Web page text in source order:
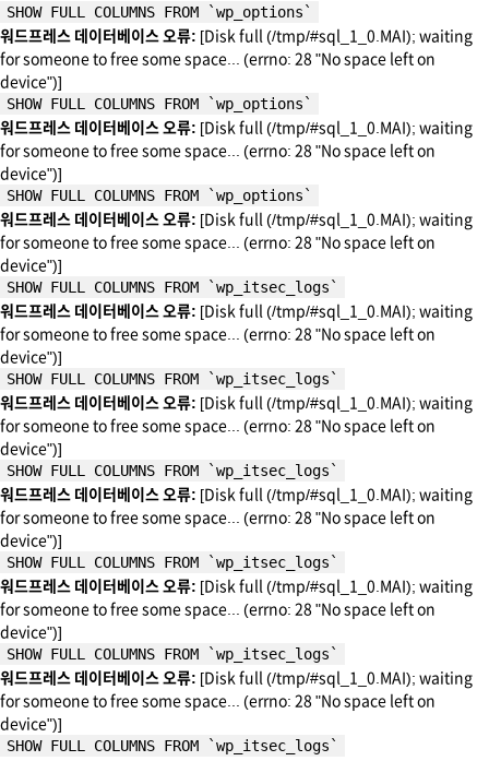
SHOW FULL COLUMNS FROM `wp_options`
워드프레스 데이터베이스 오류: [Disk full (/tmp/#sql_1_0.MAI); waiting
for someone to free some space... (errno: 28 "No space left on
device")]
SHOW FULL COLUMNS FROM `wp_options`
워드프레스 데이터베이스 오류: [Disk full (/tmp/#sql_1_0.MAI); waiting
for someone to free some space... (errno: 28 "No space left on
device")]
SHOW FULL COLUMNS FROM `wp_options`
워드프레스 데이터베이스 오류: [Disk full (/tmp/#sql_1_0.MAI); waiting
for someone to free some space... (errno: 28 "No space left on
device")]
SHOW FULL COLUMNS FROM `wp_itsec_logs`
워드프레스 데이터베이스 오류: [Disk full (/tmp/#sql_1_0.MAI); waiting
for someone to free some space... (errno: 28 "No space left on
device")]
SHOW FULL COLUMNS FROM `wp_itsec_logs`
워드프레스 데이터베이스 오류: [Disk full (/tmp/#sql_1_0.MAI); waiting
for someone to free some space... (errno: 28 "No space left on
device")]
SHOW FULL COLUMNS FROM `wp_itsec_logs`
워드프레스 데이터베이스 오류: [Disk full (/tmp/#sql_1_0.MAI); waiting
for someone to free some space... (errno: 28 "No space left on
device")]
SHOW FULL COLUMNS FROM `wp_itsec_logs`
워드프레스 데이터베이스 오류: [Disk full (/tmp/#sql_1_0.MAI); waiting
for someone to free some space... (errno: 28 "No space left on
device")]
SHOW FULL COLUMNS FROM `wp_itsec_logs`
워드프레스 데이터베이스 오류: [Disk full (/tmp/#sql_1_0.MAI); waiting
for someone to free some space... (errno: 28 "No space left on
device")]
SHOW FULL COLUMNS FROM `wp_itsec_logs`